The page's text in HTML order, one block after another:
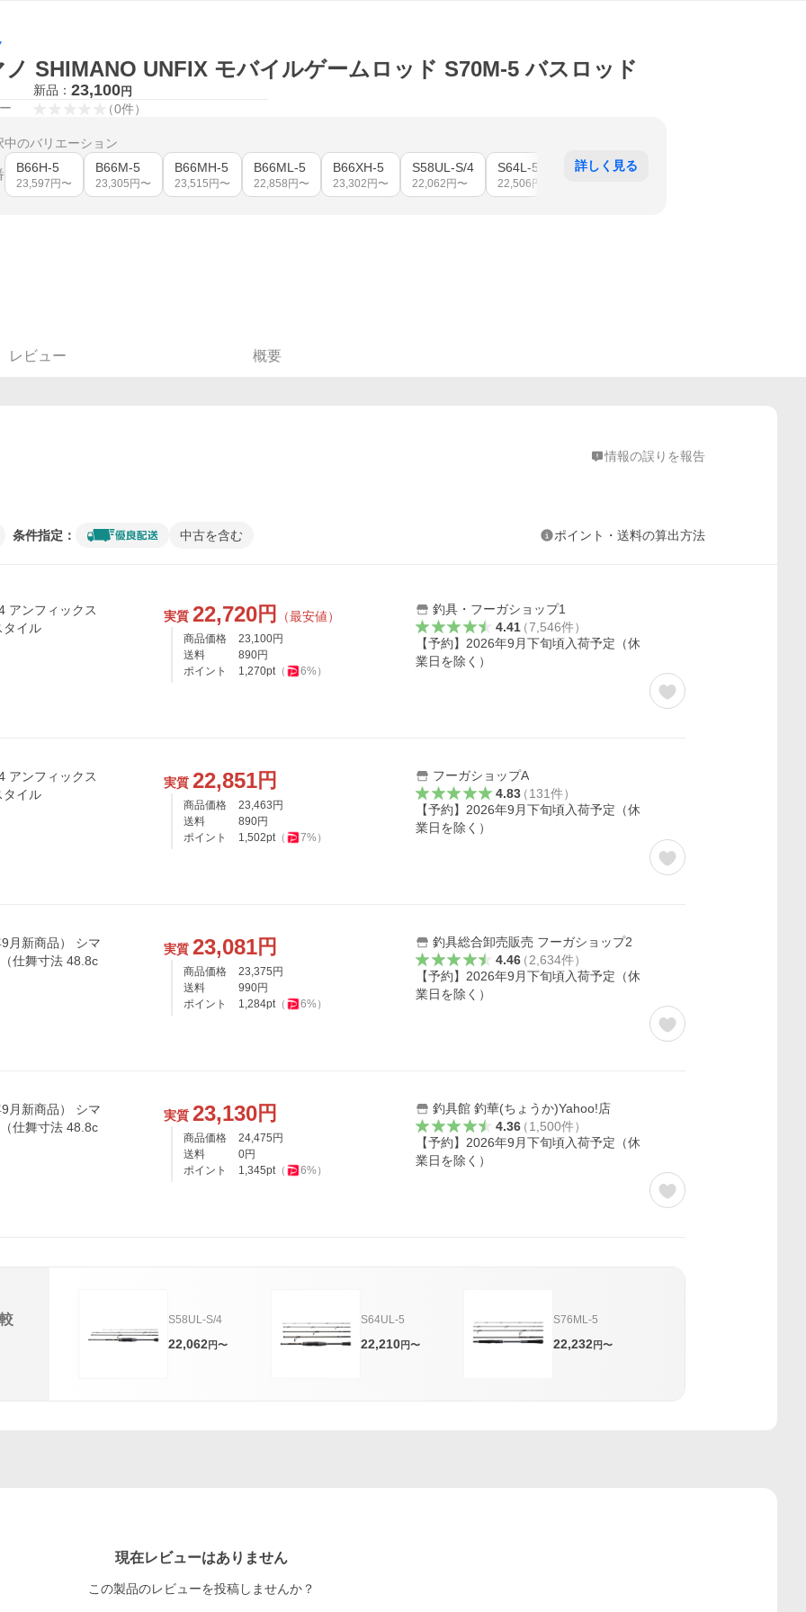
ノ SHIMANO UNFIX モバイルゲームロッド S70M-5 バスロッド
新品： 23,100円
（0件）
中のバリエーション
B66H-5
23,597 円〜
B66M-5
23,305 円〜
B66MH-5
23,515 円〜
B66ML-5
22,858 円〜
B66XH-5
23,302 円〜
S58UL-S/4
22,062 円〜
S64L-5
22,506 円〜
S64UL-5
詳しく見る
レビュー 概要
情報の誤りを報告
条件指定： 中古を含む ポイント・送料の算出方法
ンフィックス
イル
実質 22,720円 （最安値）
商品価格 23,100円
送料
890円
ポイント
1,270pt（ 6%）
釣具・フーガショップ1
4.41（7,546件）
【予約】2026年9月下旬頃入荷予定（休
業日を除く）
ンフィックス
イル
実質 22,851円
商品価格 23,463 円
送料
890円
ポイント
1,502pt（ 7%）
フーガショップA
4.83（131件）
【予約】2026年9月下旬頃入荷予定（休
業日を除く）
月新商品） シマ
仕舞寸法 48.8c
実質 23,081円
商品価格 23,375 円
送料
990円
ポイント
1,284pt（ 6%）
釣具総合卸売販売 フーガショップ2
4.46（2,634件）
【予約】2026年9月下旬頃入荷予定（休
業日を除く）
月新商品） シマ
仕舞寸法 48.8c
実質 23,130円
商品価格 24,475 円
送料
0円
ポイント
1,345pt（ 6%）
釣具館 釣華(ちょうか)Yahoo!店
4.36（1,500件）
【予約】2026年9月下旬頃入荷予定（休
業日を除く）
S58UL-S/4
22,062円〜
S64UL-5
22,210円〜
S76ML-5
22,232 円〜
現在レビューはありません
この製品のレビューを投稿しませんか？